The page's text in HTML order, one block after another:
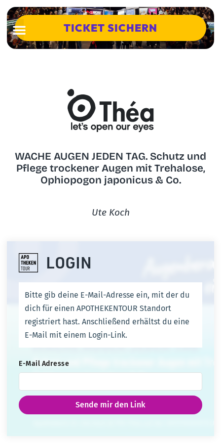
TICKET SICHERN
WACHE AUGEN JEDEN TAG. Schutz und
Pflege trockener Augen mit Trehalose,
Ophiopogon japonicus & Co.
Ute Koch
LOGIN
Bitte gib deine E-Mail-Adresse ein, mit der du
dich für einen APOTHEKENTOUR Standort
registriert hast. Anschließend erhältst du eine
E-Mail mit einem Login-Link.
E-Mail Adresse